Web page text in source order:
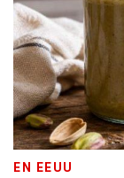
EN EEUU